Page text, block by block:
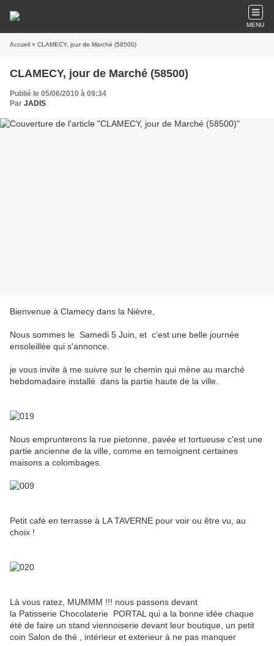
MENU
Accueil » CLAMECY, jour de Marché (58500)
CLAMECY, jour de Marché (58500)
Publié le 05/06/2010 à 09:34
Par JADIS
Bienvenue à Clamecy dans la Nièvre,
Nous sommes le Samedi 5 Juin, et c'est une belle journée
ensoleillée qui s'annonce.
je vous invite à me suivre sur le chemin qui mène au marché
hebdomadaire installé dans la partie haute de la ville.
Nous emprunterons la rue pietonne, pavée et tortueuse c'est une
partie ancienne de la ville, comme en temoignent certaines
maisons a colombages.
Petit café en terrasse à LA TAVERNE pour voir ou être vu, au
choix !
Là vous ratez, MUMMM !!! nous passons devant
la Patisserie Chocolaterie PORTAL qui a la bonne idée chaque
été de faire un stand viennoiserie devant leur boutique, un petit
coin Salon de thé , intérieur et exterieur à ne pas manquer